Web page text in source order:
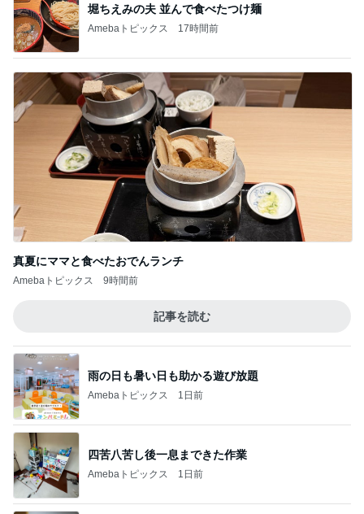
堀ちえみの夫 並んで食べたつけ麺
Amebaトピックス 17時間前
真夏にママと食べたおでんランチ
Amebaトピックス 9時間前
記事を読む
雨の日も暑い日も助かる遊び放題
Amebaトピックス 1日前
四苦八苦し後一息まできた作業
Amebaトピックス 1日前